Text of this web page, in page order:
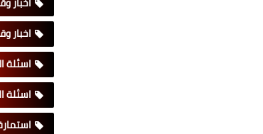
اخبار
اسئلة
اسئلة